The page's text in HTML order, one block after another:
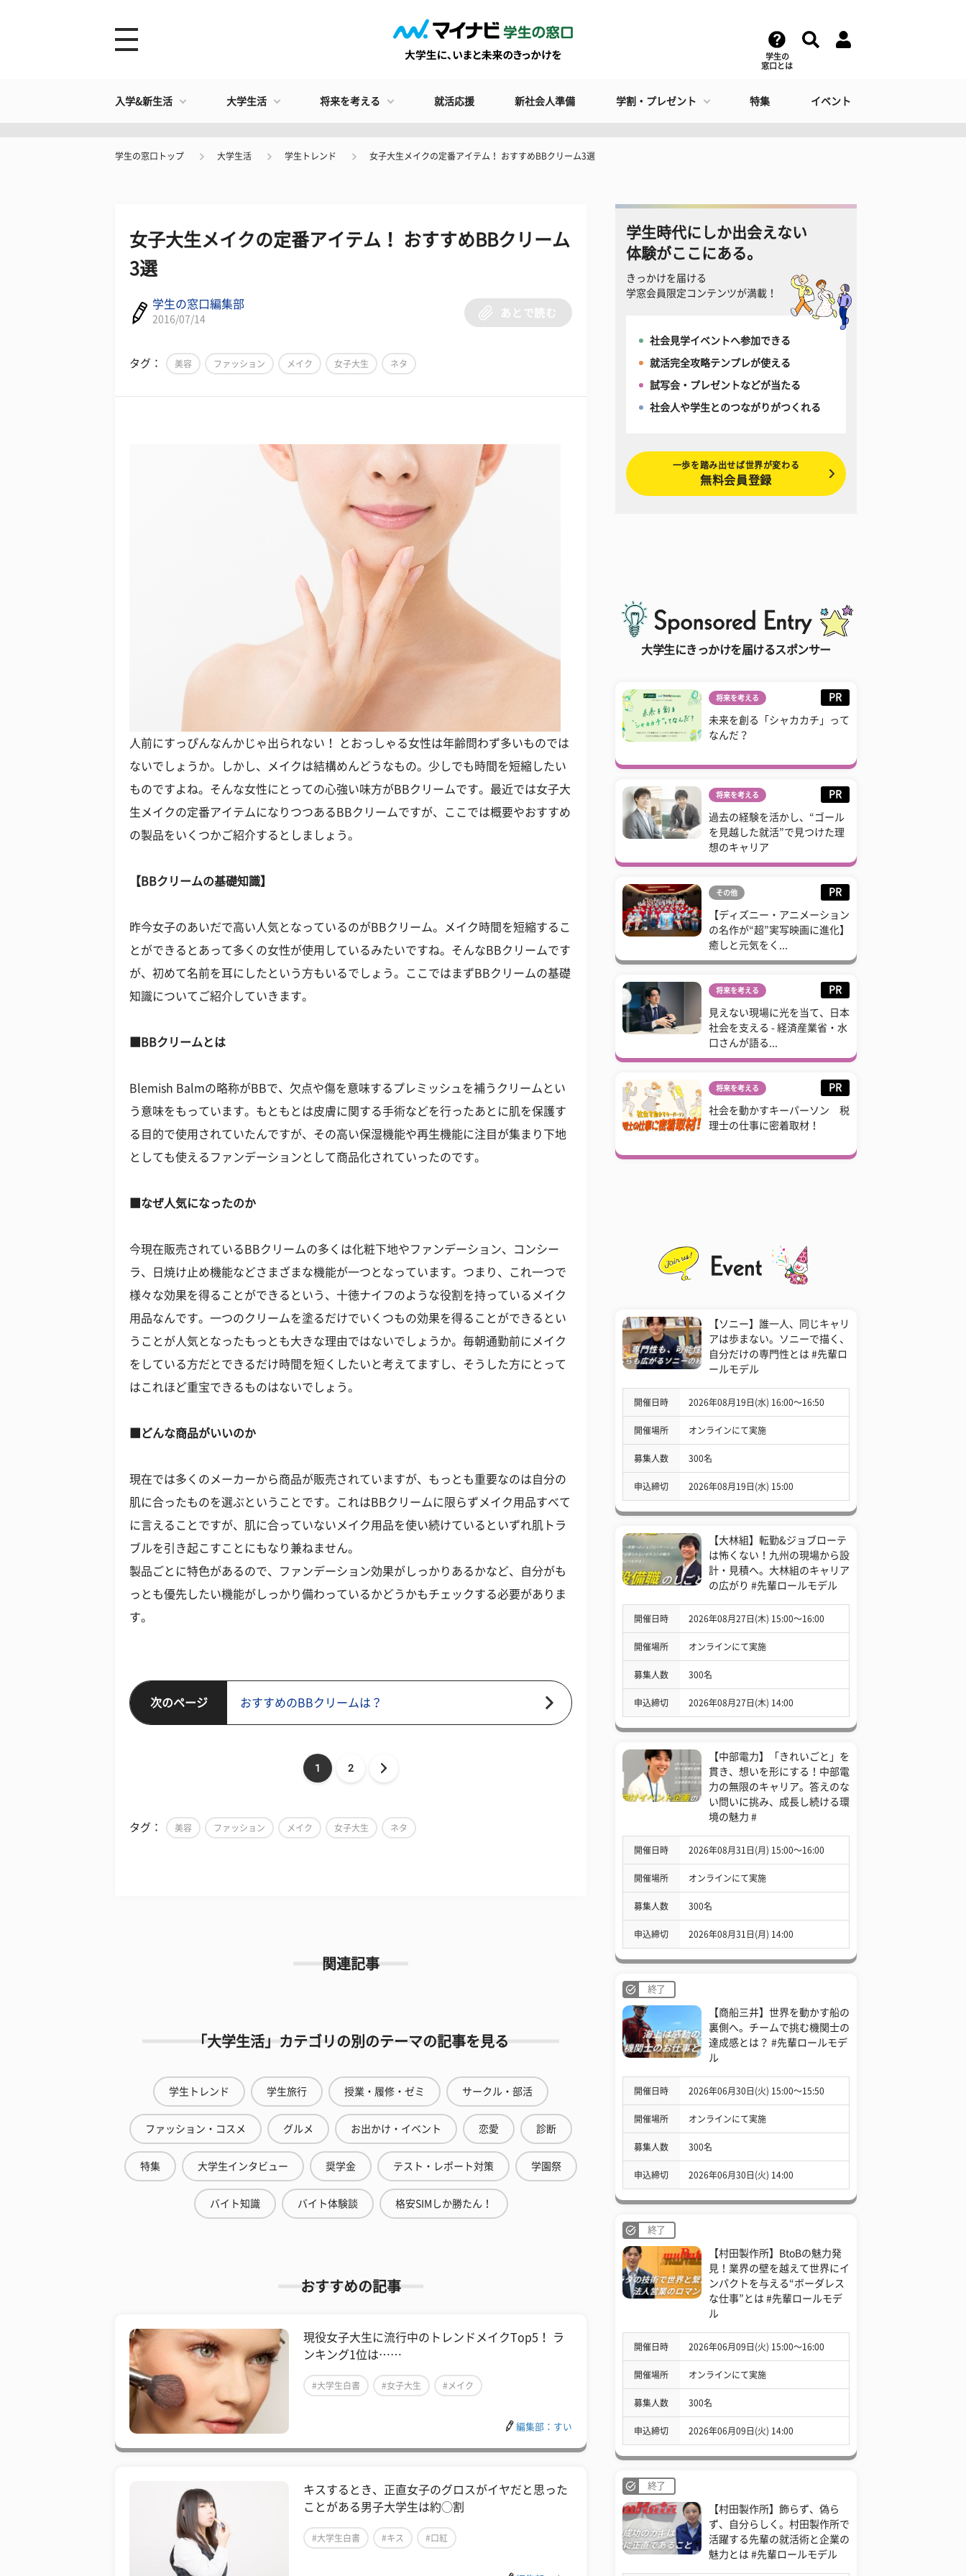
学生の
窓口とは
入学&新生活 大学生活 将来を考える 就活応援 新社会人準備 学割・プレゼント 特集 イベント
学生の窓口トップ 大学生活 学生トレンド 女子大生メイクの定番アイテム！ おすすめBBクリーム3選
女子大生メイクの定番アイテム！ おすすめBBクリーム
3選
学生の窓口編集部
2016/07/14
あとで読む
タグ： 美容 ファッション メイク 女子大生 ネタ
人前にすっぴんなんかじゃ出られない！ とおっしゃる女性は年齢問わず多いものでは
ないでしょうか。しかし、メイクは結構めんどうなもの。少しでも時間を短縮したい
ものですよね。そんな女性にとっての心強い味方がBBクリームです。最近では女子大
生メイクの定番アイテムになりつつあるBBクリームですが、ここでは概要やおすすめ
の製品をいくつかご紹介するとしましょう。
【BBクリームの基礎知識】
昨今女子のあいだで高い人気となっているのがBBクリーム。メイク時間を短縮するこ
とができるとあって多くの女性が使用しているみたいですね。そんなBBクリームです
が、初めて名前を耳にしたという方もいるでしょう。ここではまずBBクリームの基礎
知識についてご紹介していきます。
■BBクリームとは
Blemish Balmの略称がBBで、欠点や傷を意味するプレミッシュを補うクリームとい
う意味をもっています。もともとは皮膚に関する手術などを行ったあとに肌を保護す
る目的で使用されていたんですが、その高い保湿機能や再生機能に注目が集まり下地
としても使えるファンデーションとして商品化されていったのです。
■なぜ人気になったのか
今現在販売されているBBクリームの多くは化粧下地やファンデーション、コンシー
ラ、日焼け止め機能などさまざまな機能が一つとなっています。つまり、これ一つで
様々な効果を得ることができるという、十徳ナイフのような役割を持っているメイク
用品なんです。一つのクリームを塗るだけでいくつもの効果を得ることができるとい
うことが人気となったもっとも大きな理由ではないでしょうか。毎朝通勤前にメイク
をしている方だとできるだけ時間を短くしたいと考えてますし、そうした方にとって
はこれほど重宝できるものはないでしょう。
■どんな商品がいいのか
現在では多くのメーカーから商品が販売されていますが、もっとも重要なのは自分の
肌に合ったものを選ぶということです。これはBBクリームに限らずメイク用品すべて
に言えることですが、肌に合っていないメイク用品を使い続けているといずれ肌トラ
ブルを引き起こすことにもなり兼ねません。
製品ごとに特色があるので、ファンデーション効果がしっかりあるかなど、自分がも
っとも優先したい機能がしっかり備わっているかどうかもチェックする必要がありま
す。
次のページ おすすめのBBクリームは？
1 2
タグ： 美容 ファッション メイク 女子大生 ネタ
関連記事
「大学生活」カテゴリの別のテーマの記事を見る
学生トレンド 学生旅行 授業・履修・ゼミ サークル・部活
ファッション・コスメ グルメ お出かけ・イベント 恋愛 診断
特集 大学生インタビュー 奨学金 テスト・レポート対策 学園祭
バイト知識 バイト体験談 格安SIMしか勝たん！
おすすめの記事
現役女子大生に流行中のトレンドメイクTop5！ ラ
ンキング1位は……
#大学生白書 #女子大生 #メイク
編集部：すい
キスするとき、正直女子のグロスがイヤだと思った
ことがある男子大学生は約◯割
#大学生白書 #キス #口紅
学生時代にしか出会えない
体験がここにある。
きっかけを届ける
学窓会員限定コンテンツが満載！
社会見学イベントへ参加できる
就活完全攻略テンプレが使える
試写会・プレゼントなどが当たる
社会人や学生とのつながりがつくれる
一歩を踏み出せば世界が変わる
無料会員登録
大学生にきっかけを届けるスポンサー
将来を考える PR
未来を創る「シャカカチ」って
なんだ？
将来を考える PR
過去の経験を活かし、“ゴール
を見越した就活”で見つけた理
想のキャリア
その他 PR
【ディズニー・アニメーション
の名作が“超”実写映画に進化】
癒しと元気をく...
将来を考える PR
見えない現場に光を当て、日本
社会を支える - 経済産業省・水
口さんが語る...
将来を考える PR
社会を動かすキーパーソン 税
理士の仕事に密着取材！
【ソニー】誰一人、同じキャリ
アは歩まない。ソニーで描く、
自分だけの専門性とは #先輩ロ
ールモデル
開催日時 2026年08月19日(水) 16:00〜16:50
開催場所 オンラインにて実施
募集人数 300名
申込締切 2026年08月19日(水) 15:00
【大林組】転勤&ジョブローテ
は怖くない！九州の現場から設
計・見積へ。大林組のキャリア
の広がり #先輩ロールモデル
開催日時 2026年08月27日(木) 15:00〜16:00
開催場所 オンラインにて実施
募集人数 300名
申込締切 2026年08月27日(木) 14:00
【中部電力】「きれいごと」を
貫き、想いを形にする！中部電
力の無限のキャリア。答えのな
い問いに挑み、成長し続ける環
境の魅力 #
開催日時 2026年08月31日(月) 15:00〜16:00
開催場所 オンラインにて実施
募集人数 300名
申込締切 2026年08月31日(月) 14:00
終了
【商船三井】世界を動かす船の
裏側へ。チームで挑む機関士の
達成感とは？ #先輩ロールモデ
ル
開催日時 2026年06月30日(火) 15:00〜15:50
開催場所 オンラインにて実施
募集人数 300名
申込締切 2026年06月30日(火) 14:00
終了
【村田製作所】BtoBの魅力発
見！業界の壁を越えて世界にイ
ンパクトを与える“ボーダレス
な仕事”とは #先輩ロールモデ
ル
開催日時 2026年06月09日(火) 15:00〜16:00
開催場所 オンラインにて実施
募集人数 300名
申込締切 2026年06月09日(火) 14:00
終了
【村田製作所】飾らず、偽ら
ず、自分らしく。村田製作所で
活躍する先輩の就活術と企業の
魅力とは #先輩ロールモデル